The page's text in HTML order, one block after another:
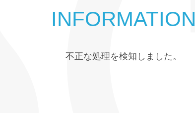
INFORMATION
不正な処理を検知しました。